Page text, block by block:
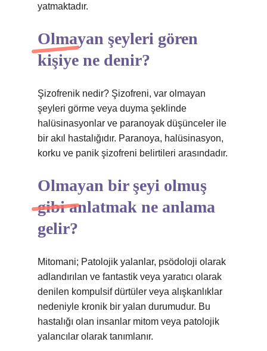
yatmaktadır.
Olmayan şeyleri gören
kişiye ne denir?
Şizofrenik nedir? Şizofreni, var olmayan
şeyleri görme veya duyma şeklinde
halüsinasyonlar ve paranoyak düşünceler ile
bir akıl hastalığıdır. Paranoya, halüsinasyon,
korku ve panik şizofreni belirtileri arasındadır.
Olmayan bir şeyi olmuş
gibi anlatmak ne anlama
gelir?
Mitomani; Patolojik yalanlar, psödoloji olarak
adlandırılan ve fantastik veya yaratıcı olarak
denilen kompulsif dürtüler veya alışkanlıklar
nedeniyle kronik bir yalan durumudur. Bu
hastalığı olan insanlar mitom veya patolojik
yalancılar olarak tanımlanır.